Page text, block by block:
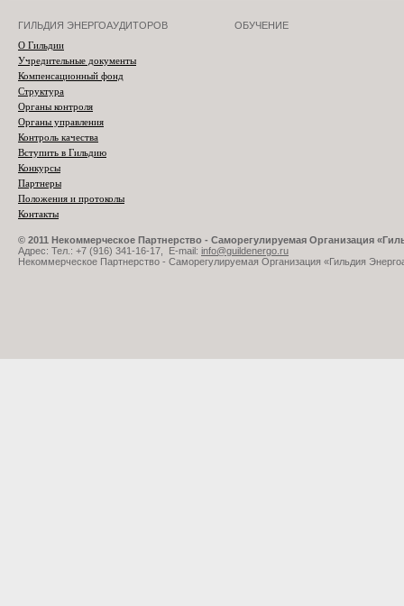
ГИЛЬДИЯ ЭНЕРГОАУДИТОРОВ
О Гильдии
Учредительные документы
Компенсационный фонд
Структура
Органы контроля
Органы управления
Контроль качества
Вступить в Гильдию
Конкурсы
Партнеры
Положения и протоколы
Контакты
ОБУЧЕНИЕ
© 2011 Некоммерческое Партнерство - Саморегулируемая Организация
Адрес: Тел.: +7 (916) 341-16-17, E-mail: info@guildenergo.ru
Некоммерческое Партнерство - Саморегулируемая Организация «Гильдия